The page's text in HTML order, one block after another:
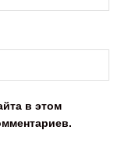
в этом